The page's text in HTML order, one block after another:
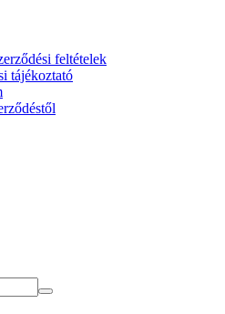
feltételek
tájékoztató